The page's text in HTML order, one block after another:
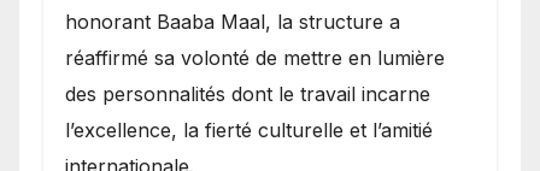
honorant Baaba Maal, la structure a
réaffirmé sa volonté de mettre en lumière
des personnalités dont le travail incarne
l’excellence, la fierté culturelle et l’amitié